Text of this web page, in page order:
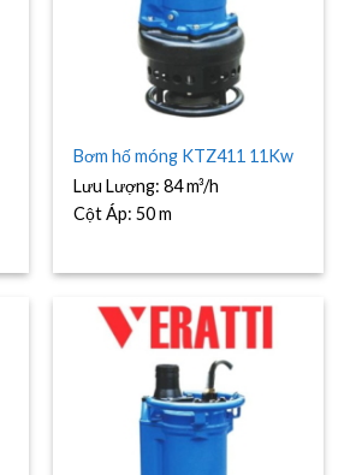
Bơm hố móng KTZ411 11Kw
Lưu Lượng:84 m³/h
Cột Áp:50 m